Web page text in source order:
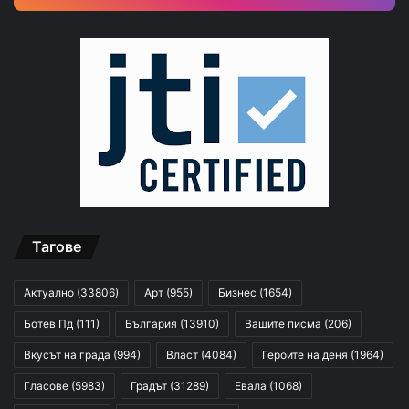
Тагове
Актуално (33806) Арт (955) Бизнес (1654)
Ботев Пд (111) България (13910) Вашите писма (206)
Вкусът на града (994) Власт (4084) Героите на деня (1964)
Гласове (5983) Градът (31289) Евала (1068)